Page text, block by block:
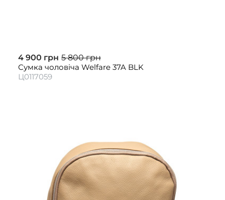
4 900 грн 5 800 грн
Сумка чоловіча Welfare 37A BLK
Ц0117059